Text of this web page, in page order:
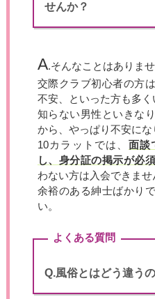
せんか？
A.そんなことはありませ
交際クラブ初心者の方
不安、といった方も多く
知らない男性といきな
から、やっぱり不安にな
10カラットでは、 面談
し、身分証の掲示が必須
わない方は入会できませ
余裕のある紳士ばかり
い。
よくある質問
Q.風俗とはどう違う